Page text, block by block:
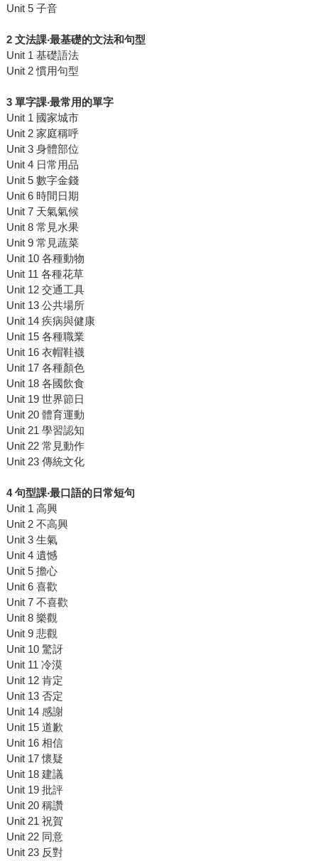
Unit 5 子音
2 文法課‧最基礎的文法和句型
Unit 1 基礎語法
Unit 2 慣用句型
3 單字課‧最常用的單字
Unit 1 國家城市
Unit 2 家庭稱呼
Unit 3 身體部位
Unit 4 日常用品
Unit 5 數字金錢
Unit 6 時間日期
Unit 7 天氣氣候
Unit 8 常見水果
Unit 9 常見蔬菜
Unit 10 各種動物
Unit 11 各種花草
Unit 12 交通工具
Unit 13 公共場所
Unit 14 疾病與健康
Unit 15 各種職業
Unit 16 衣帽鞋襪
Unit 17 各種顏色
Unit 18 各國飲食
Unit 19 世界節日
Unit 20 體育運動
Unit 21 學習認知
Unit 22 常見動作
Unit 23 傳統文化
4句型課‧最口語的日常短句
Unit 1 高興
Unit 2 不高興
Unit 3 生氣
Unit 4 遺憾
Unit 5 擔心
Unit 6 喜歡
Unit 7 不喜歡
Unit 8 樂觀
Unit 9 悲觀
Unit 10 驚訝
Unit 11 冷漠
Unit 12 肯定
Unit 13 否定
Unit 14 感謝
Unit 15 道歉
Unit 16 相信
Unit 17 懷疑
Unit 18 建議
Unit 19 批評
Unit 20 稱讚
Unit 21 祝賀
Unit 22 同意
Unit 23 反對